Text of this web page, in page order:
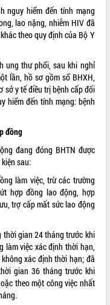
nguy hiểm đến tính mạng
lao nặng, nhiễm HIV đã
theo quy định của Bộ Y
ung thư phổi, sau khi nghỉ
lần, hồ sơ gồm sổ BHXH,
sở y tế điều trị bệnh cấp đối
hiểm đến tính mạng: bệnh
đồng
đang đóng BHTN được
sau:
làm việc, trừ các trường
hợp đồng lao động, hợp
trợ cấp mất sức lao động
thời gian 24 tháng trước khi
làm việc xác định thời hạn,
xác định thời hạn; đã
gian 36 tháng trước khi
theo một công việc nhất